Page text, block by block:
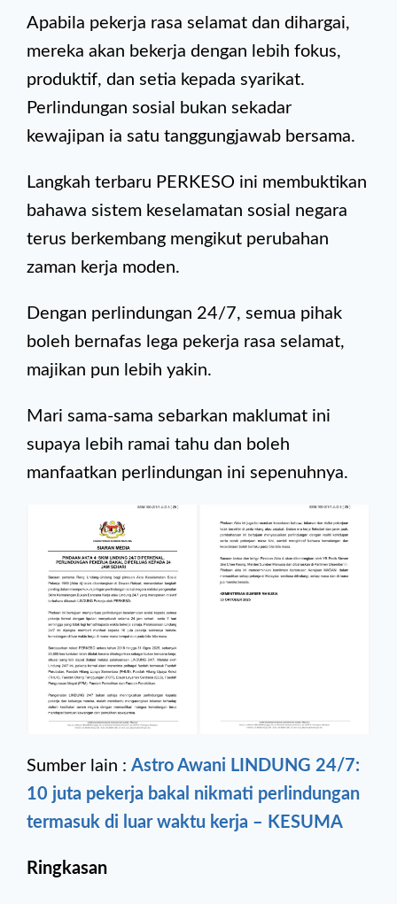
Apabila pekerja rasa selamat dan dihargai,
mereka akan bekerja dengan lebih fokus,
produktif, dan setia kepada syarikat.
Perlindungan sosial bukan sekadar
kewajipan ia satu tanggungjawab bersama.
Langkah terbaru PERKESO ini membuktikan
bahawa sistem keselamatan sosial negara
terus berkembang mengikut perubahan
zaman kerja moden.
Dengan perlindungan 24/7, semua pihak
boleh bernafas lega pekerja rasa selamat,
majikan pun lebih yakin.
Mari sama-sama sebarkan maklumat ini
supaya lebih ramai tahu dan boleh
manfaatkan perlindungan ini sepenuhnya.
Sumber lain : Astro Awani LINDUNG 24/7:
10 juta pekerja bakal nikmati perlindungan
termasuk di luar waktu kerja – KESUMA
Ringkasan